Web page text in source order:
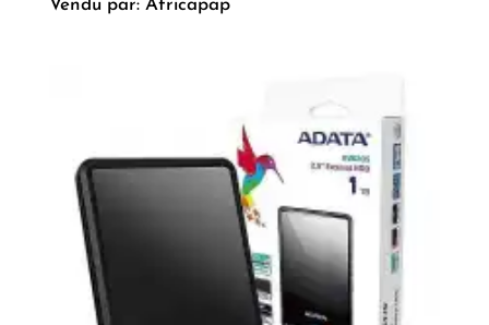
Vendu par: Africapap